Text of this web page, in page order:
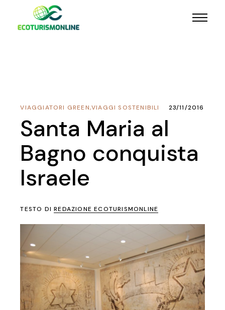
VIAGGI SOSTENIBILI
,
VIAGGIATORI GREEN 23/11/2016
Santa Maria al
Bagno conquista
Israele
TESTO DIREDAZIONE ECOTURISMONLINE